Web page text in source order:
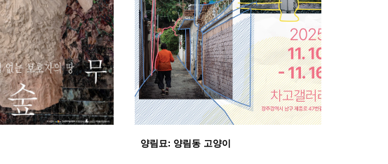
양림묘: 양림동 고양이